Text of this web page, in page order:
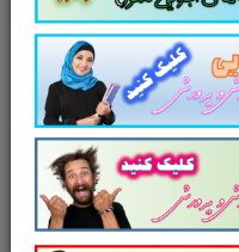
شده
استخدامآزمون
و پرورش